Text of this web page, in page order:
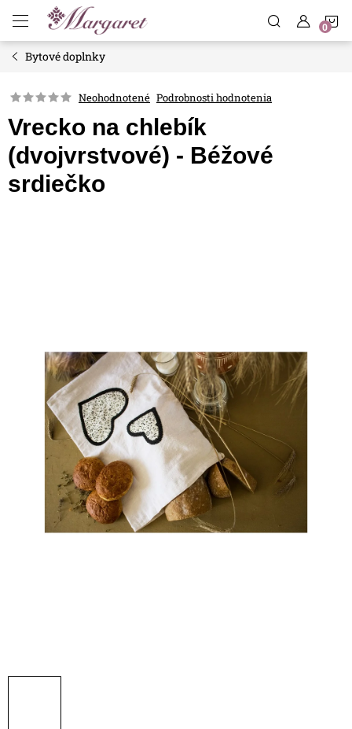
obsah
Bytové doplnky
Neohodnotené Podrobnosti hodnotenia
Vrecko na chlebík
(dvojvrstvové) - Béžové
srdiečko